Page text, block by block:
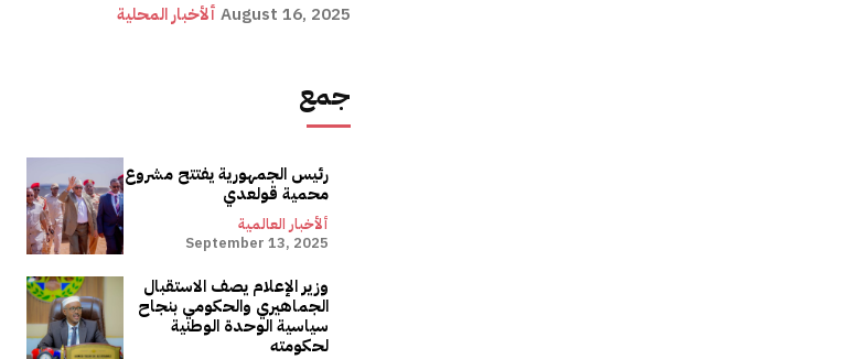
ألأخبار المحلية August 16, 2025
جمع
رئيس الجمهورية يفتتح مشروع
محمية قولعدي
ألأخبار العالمية
September 13, 2025
وزير الإعلام يصف الاستقبال
الجماهيري والحكومي بنجاح
سياسية الوحدة الوطنية
لحكومته